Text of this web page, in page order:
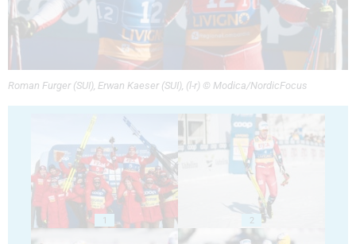
Roman Furger (SUI), Erwan Kaeser (SUI), (l-r) © Modica/NordicFocus
1 2